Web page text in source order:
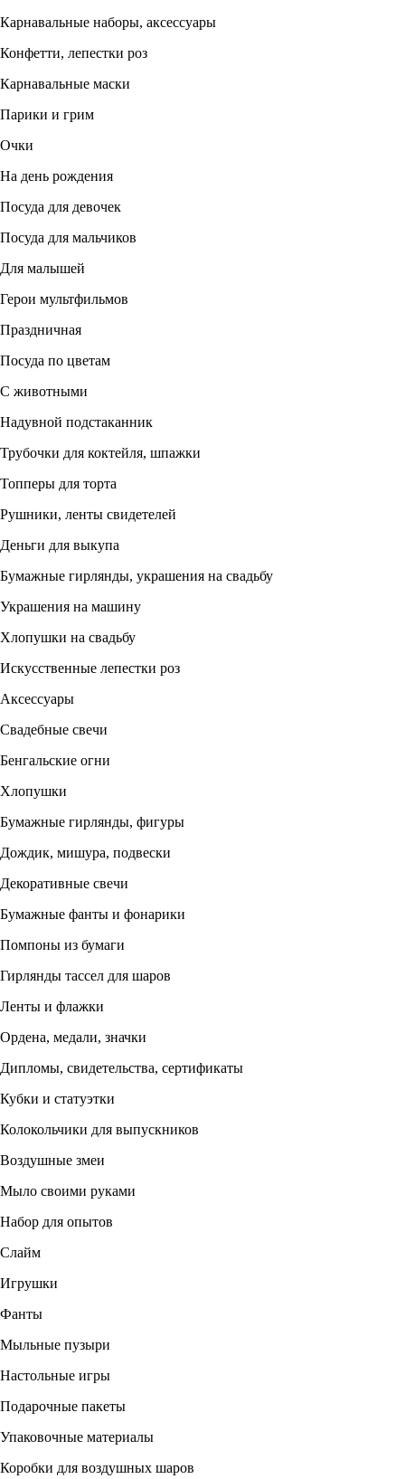
Карнавальные наборы, аксессуары
Конфетти, лепестки роз
Карнавальные маски
Парики и грим
Очки
На день рождения
Посуда для девочек
Посуда для мальчиков
Для малышей
Герои мультфильмов
Праздничная
Посуда по цветам
С животными
Надувной подстаканник
Трубочки для коктейля, шпажки
Топперы для торта
Рушники, ленты свидетелей
Деньги для выкупа
Бумажные гирлянды, украшения на свадьбу
Украшения на машину
Хлопушки на свадьбу
Искусственные лепестки роз
Аксессуары
Свадебные свечи
Бенгальские огни
Хлопушки
Бумажные гирлянды, фигуры
Дождик, мишура, подвески
Декоративные свечи
Бумажные фанты и фонарики
Помпоны из бумаги
Гирлянды тассел для шаров
Ленты и флажки
Ордена, медали, значки
Дипломы, свидетельства, сертификаты
Кубки и статуэтки
Колокольчики для выпускников
Воздушные змеи
Мыло своими руками
Набор для опытов
Слайм
Игрушки
Фанты
Мыльные пузыри
Настольные игры
Подарочные пакеты
Упаковочные материалы
Коробки для воздушных шаров